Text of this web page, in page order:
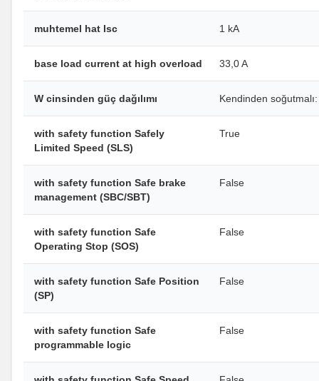
muhtemel hat Isc 1 kA
base load current at high overload 33,0 A
W cinsinden güç dağılımı Kendinden
with safety function Safely
Limited Speed (SLS)
True
with safety function Safe brake
management (SBC/SBT)
False
with safety function Safe
Operating Stop (SOS)
False
with safety function Safe Position
(SP)
False
with safety function Safe
programmable logic
False